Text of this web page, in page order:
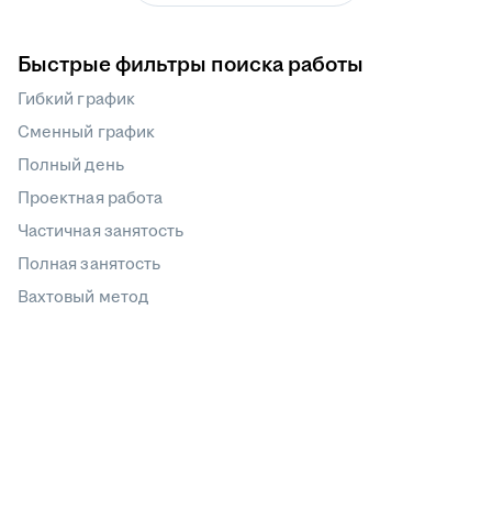
Быстрые фильтры поиска работы
Гибкий график
Сменный график
Полный день
Проектная работа
Частичная занятость
Полная занятость
Вахтовый метод